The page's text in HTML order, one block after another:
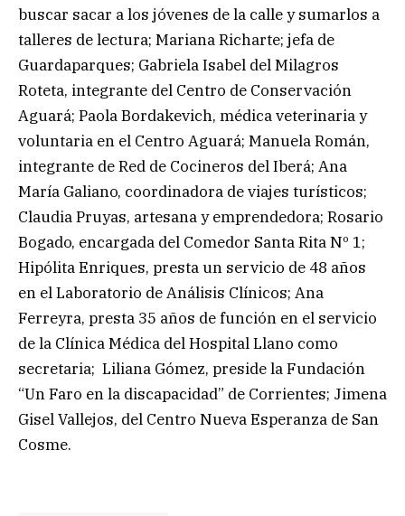
buscar sacar a los jóvenes de la calle y sumarlos a
talleres de lectura; Mariana Richarte; jefa de
Guardaparques; Gabriela Isabel del Milagros
Roteta, integrante del Centro de Conservación
Aguará; Paola Bordakevich, médica veterinaria y
voluntaria en el Centro Aguará; Manuela Román,
integrante de Red de Cocineros del Iberá; Ana
María Galiano, coordinadora de viajes turísticos;
Claudia Pruyas, artesana y emprendedora; Rosario
Bogado, encargada del Comedor Santa Rita Nº 1;
Hipólita Enriques, presta un servicio de 48 años
en el Laboratorio de Análisis Clínicos; Ana
Ferreyra, presta 35 años de función en el servicio
de la Clínica Médica del Hospital Llano como
secretaria; Liliana Gómez, preside la Fundación
“Un Faro en la discapacidad” de Corrientes; Jimena
Gisel Vallejos, del Centro Nueva Esperanza de San
Cosme.